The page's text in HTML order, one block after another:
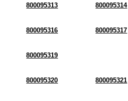
800095313 800095314
800095316 800095317
800095319
800095320 800095321